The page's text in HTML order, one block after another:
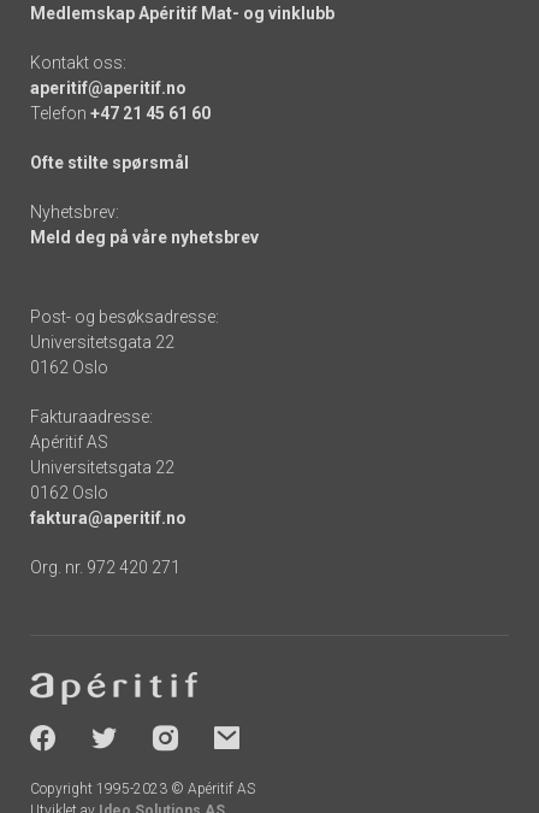
Medlemskap Apéritif Mat- og vinklubb
Kontakt oss:
aperitif@aperitif.no
Telefon +47 21 45 61 60
Ofte stilte spørsmål
Nyhetsbrev:
Meld deg på våre nyhetsbrev
Post- og besøksadresse:
Universitetsgata 22
0162 Oslo
Fakturaadresse:
Apéritif AS
Universitetsgata 22
0162 Oslo
faktura@aperitif.no
Org. nr. 972 420 271
-
socials
Copyright 1995-2023 © Apéritif AS